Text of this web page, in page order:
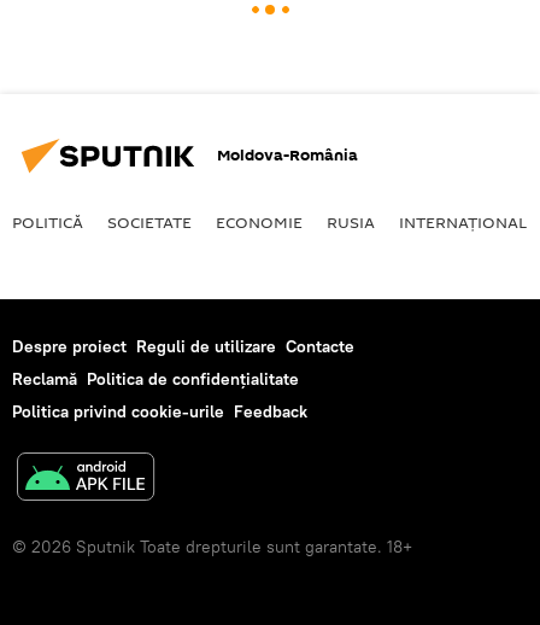
Moldova-România
POLITICĂ SOCIETATE ECONOMIE RUSIA INTERNAŢIONAL
Despre proiect Reguli de utilizare Contacte
Reclamă Politica de confidențialitate
Politica privind cookie-urile Feedback
© 2026 Sputnik Toate drepturile sunt garantate. 18+